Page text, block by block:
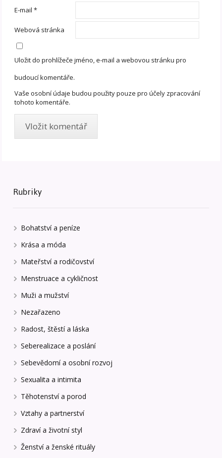
E-mail*
Webová stránka
Uložit do prohlížeče jméno, e-mail a webovou stránku pro
budoucí komentáře.
Vaše osobní údaje budou použity pouze pro účely zpracování
tohoto komentáře.
Rubriky
Bohatství a peníze
Krása a móda
Mateřství a rodičovství
Menstruace a cykličnost
Muži a mužství
Nezařazeno
Radost, štěstí a láska
Seberealizace a poslání
Sebevědomí a osobní rozvoj
Sexualita a intimita
Těhotenství a porod
Vztahy a partnerství
Zdraví a životní styl
Ženství a ženské rituály